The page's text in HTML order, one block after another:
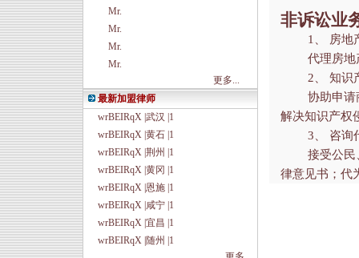
Mr.
Mr.
Mr.
Mr.
更多...
最新加盟律师
wrBEIRqX |武汉 |1
wrBEIRqX |黄石 |1
wrBEIRqX |荆州 |1
wrBEIRqX |黄冈 |1
wrBEIRqX |恩施 |1
wrBEIRqX |咸宁 |1
wrBEIRqX |宜昌 |1
wrBEIRqX |随州 |1
非诉讼业
1、 房地
代理房地产
2、 知识
协助申请商
解决知识产权
3、 咨询
接受公民、
律意见书；代